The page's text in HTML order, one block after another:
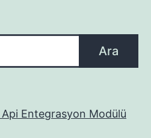
Ara
Entegrasyon Modülü